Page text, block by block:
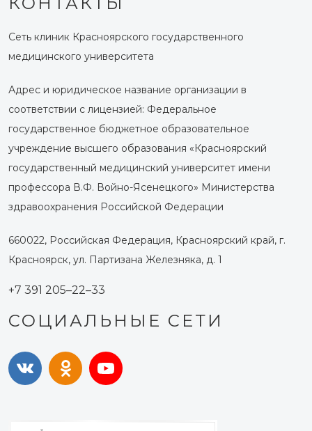
Сеть клиник Красноярского государственного
медицинского университета
Адрес и юридическое название организации в
соответствии с лицензией: Федеральное
государственное бюджетное образовательное
учреждение высшего образования «Красноярский
государственный медицинский университет имени
профессора В.Ф. Войно-Ясенецкого» Министерства
здравоохранения Российской Федерации
660022, Российская Федерация, Красноярский край, г.
Красноярск, ул. Партизана Железняка, д. 1
+7 391 205–22–33
СОЦИАЛЬНЫЕ СЕТИ